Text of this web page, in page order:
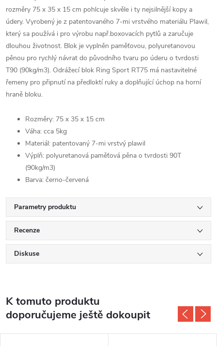
rozměry 75 x 35 x 15 cm pohlcuje skvěle i ty nejsilnější kopy a
údery. Vyrobený je z patentovaného 7-mi vrstvého materiálu Plawil,
který sa používá i pro výrobu např.boxovacích pytlů a zaručuje
dlouhou životnost. Blok je vyplněn paměťovou, polyuretanovou
pěnou pro rychlý návrat do původního tvaru po úderu o tvrdosti
T90 (90kg/m3). Odrážecí blok Ring Sport RT75 má nastavitelné
řemeny pro připnutí na předloktí ruky a doplňující úchop na horní
hraně bloku.
Rozměry: 75 x 35 x 15 cm
Váha: cca 5kg
Materiál: patentovaný 7-mi vrstvý plawil
Výplň: polyuretanová paměťová pěna o tvrdosti 90T
(90kg/m3)
Barva: černo-červená
Parametry produktu
Recenze
Diskuse
K tomuto produktu
doporučujeme ještě dokoupit